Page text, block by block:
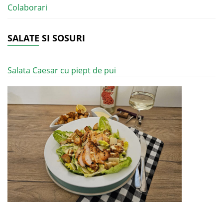
Colaborari
SALATE SI SOSURI
Salata Caesar cu piept de pui